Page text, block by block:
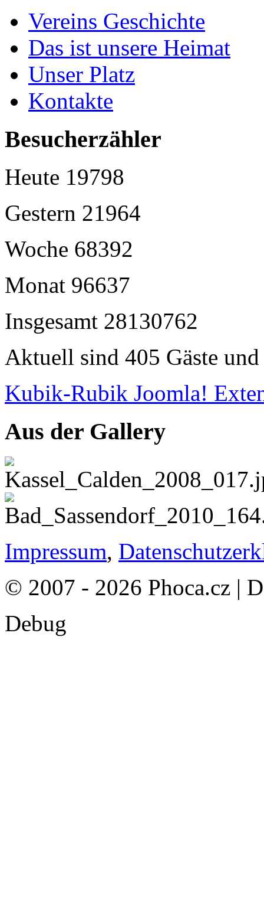
Vereins Geschichte
Das ist unsere Heimat
Unser Platz
Kontakte
Besucherzähler
Heute 19798
Gestern 21964
Woche 68392
Monat 96637
Insgesamt 28130762
Aktuell sind 405 Gäste
Kubik-Rubik Joomla!
Aus der Gallery
Impressum,
© 2007 - 2026 Phoca.cz |
Debug